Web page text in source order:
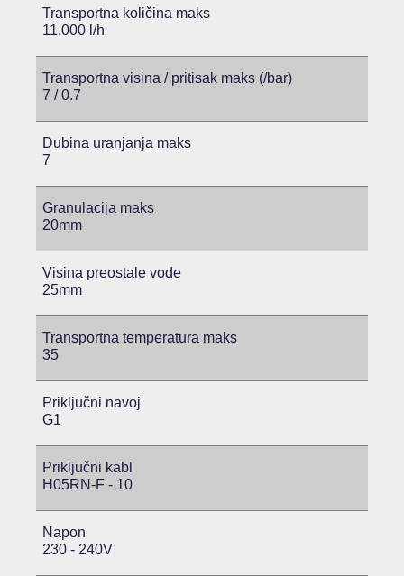
Transportna količina maks
11.000 l/h
Transportna visina / pritisak maks (/bar)
7 / 0.7
Dubina uranjanja maks
7
Granulacija maks
20mm
Visina preostale vode
25mm
Transportna temperatura maks
35
Priključni navoj
G1
Priključni kabl
H05RN-F - 10
Napon
230 - 240V